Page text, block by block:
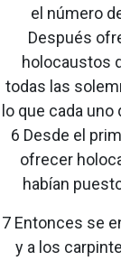
el número
Después
holocaustos
todas las
lo que cada
6 Desde el
ofrecer
habían
7 Entonces se
y a los